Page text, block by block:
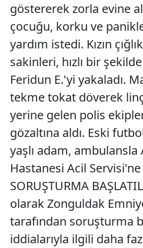
göstererek zorla evine
çocuğu, korku ve
yardım istedi. Kızın
sakinleri, hızlı bir
Feridun E.'yi yakaladı.
tekme tokat döverek
yerine gelen polis
gözaltına aldı. Eski
yaşlı adam,
Hastanesi Acil Servisi'ne
SORUŞTURMA
olarak Zonguldak
tarafından soruşturma
iddialarıyla ilgili daha